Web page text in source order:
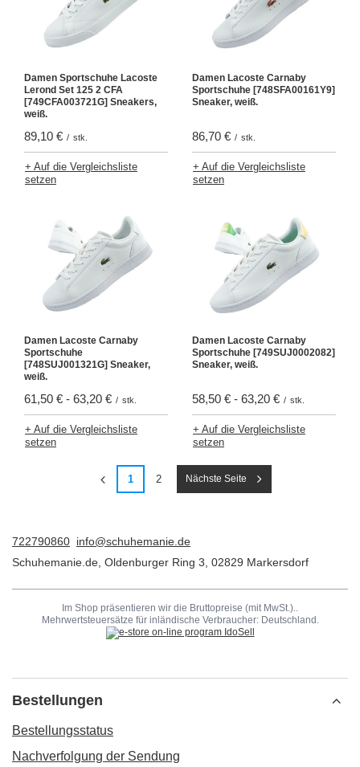
Damen Sportschuhe Lacoste
Lerond Set 125 2 CFA
[749CFA003721G] Sneakers,
weiß.
89,10 € / stk.
+ Auf die Vergleichsliste
setzen
Damen Lacoste Carnaby
Sportschuhe [748SFA00161Y9]
Sneaker, weiß.
86,70 € / stk.
+ Auf die Vergleichsliste
setzen
Damen Lacoste Carnaby
Sportschuhe
[748SUJ001321G] Sneaker,
weiß.
61,50 € - 63,20 € / stk.
+ Auf die Vergleichsliste
setzen
Damen Lacoste Carnaby
Sportschuhe [749SUJ0002082]
Sneaker, weiß.
58,50 € - 63,20 € / stk.
+ Auf die Vergleichsliste
setzen
1 2 Nächste Seite
722790860 info@schuhemanie.de
Schuhemanie.de Oldenburger Ring 3 02829 Markersdorf
Im Shop präsentieren wir die Bruttopreise (mit MwSt.)..
Mehrwertsteuersätze für inländische Verbraucher: Deutschland .
Bestellungen
Bestellungsstatus
Nachverfolgung der Sendung